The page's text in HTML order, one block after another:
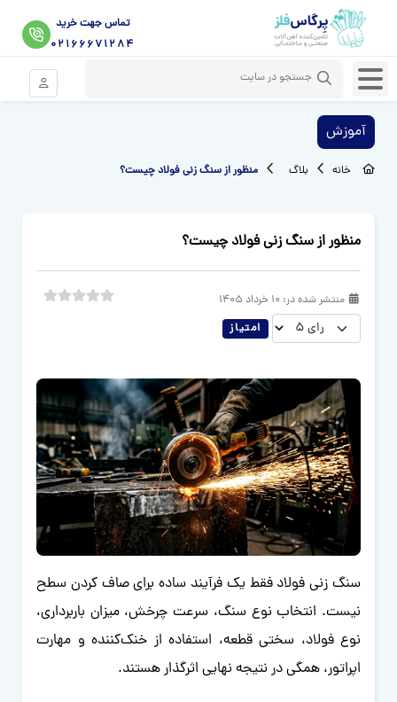
02166671284
تماس جهت خرید
ورود
آموزش
خانه بلاگ منظور از سنگ زنی فولاد چیست؟
منظور از سنگ زنی فولاد چیست؟
منتشر شده در:
لطفا رای دهید
سنگ زنی فولاد فقط یک فرآیند ساده برای صاف کردن سطح
نیست. انتخاب نوع سنگ، سرعت چرخش، میزان باربرداری،
نوع فولاد، سختی قطعه، استفاده از خنک‌کننده و مهارت
اپراتور، همگی در نتیجه نهایی اثرگذار هستند.